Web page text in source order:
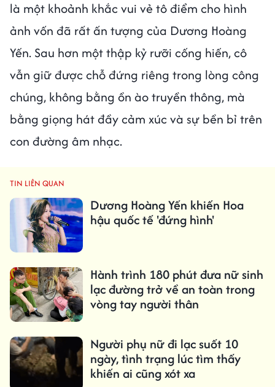
là một khoảnh khắc vui vẻ tô điểm cho hình
ảnh vốn đã rất ấn tượng của Dương Hoàng
Yến. Sau hơn một thập kỷ rưỡi cống hiến, cô
vẫn giữ được chỗ đứng riêng trong lòng công
chúng, không bằng ồn ào truyền thông, mà
bằng giọng hát đầy cảm xúc và sự bền bỉ trên
con đường âm nhạc.
TIN LIÊN QUAN
Dương Hoàng Yến khiến Hoa
hậu quốc tế 'đứng hình'
Hành trình 180 phút đưa nữ sinh
lạc đường trở về an toàn trong
vòng tay người thân
Người phụ nữ đi lạc suốt 10
ngày, tình trạng lúc tìm thấy
khiến ai cũng xót xa